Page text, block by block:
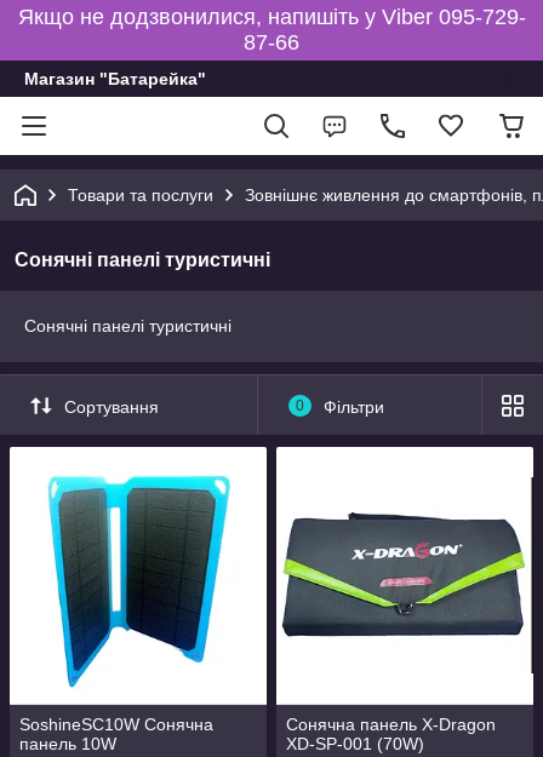
Якщо не додзвонилися, напишіть у Viber 095-729-
87-66
Магазин "Батарейка"
Товари та послуги Зовнішнє живлення до смартфонів,
Сонячні панелі туристичні
Сонячні панелі туристичні
Сортування 0 Фільтри
SoshineSC10W Сонячна
панель 10W
Сонячна панель X-Dragon
XD-SP-001 (70W)